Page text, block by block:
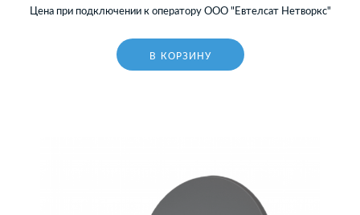
Цена при подключении к оператору ООО "Евтелсат Нетворкс"
В КОРЗИНУ